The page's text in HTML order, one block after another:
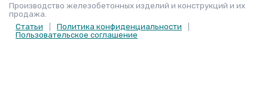
Производство железобетонных изделий и конструкций и их
продажа.
Статьи
Политика конфиденциальности
Пользовательское соглашение